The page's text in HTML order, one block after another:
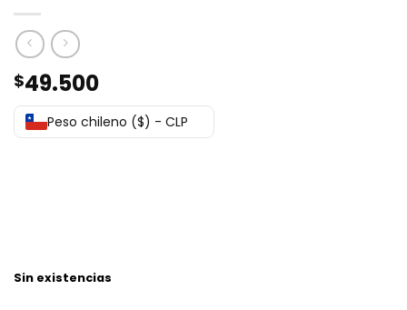
$49.500
Peso chileno ($) - CLP
Sin existencias